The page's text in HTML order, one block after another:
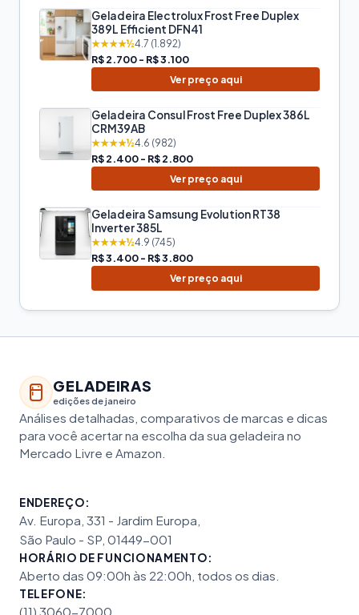
Geladeira Electrolux Frost Free Duplex
389L Efficient DFN41
★★★★½4.7 (1.892)
R$ 2.700 - R$ 3.100
Ver preço aqui
Geladeira Consul Frost Free Duplex 386L
CRM39AB
★★★★½4.6 (982)
R$ 2.400 - R$ 2.800
Ver preço aqui
Geladeira Samsung Evolution RT38
Inverter 385L
★★★★½4.9 (745)
R$ 3.400 - R$ 3.800
Ver preço aqui
GELADEIRAS
edições de janeiro
Análises detalhadas, comparativos de marcas e dicas
para você acertar na escolha da sua geladeira no
Mercado Livre e Amazon.
ENDEREÇO:
Av. Europa, 331 - Jardim Europa,
São Paulo - SP, 01449-001
HORÁRIO DE FUNCIONAMENTO:
Aberto das 09:00h às 22:00h, todos os dias.
TELEFONE:
(11) 3060-7000